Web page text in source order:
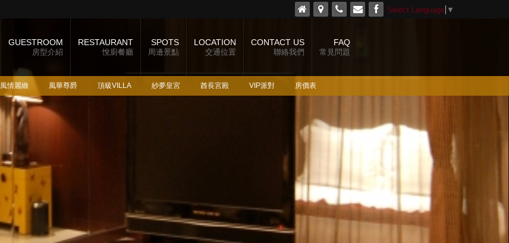
Select Language ▼
GUESTROOM
房型介紹
風情麗緻 風華尊爵 頂級VILLA 紗夢皇宮 酋長宮殿 VIP派對 房價表
RESTAURANT
悅廚餐廳
SPOTS
周邊景點
LOCATION
交通位置
CONTACT US
聯絡我們
FAQ
常見問題